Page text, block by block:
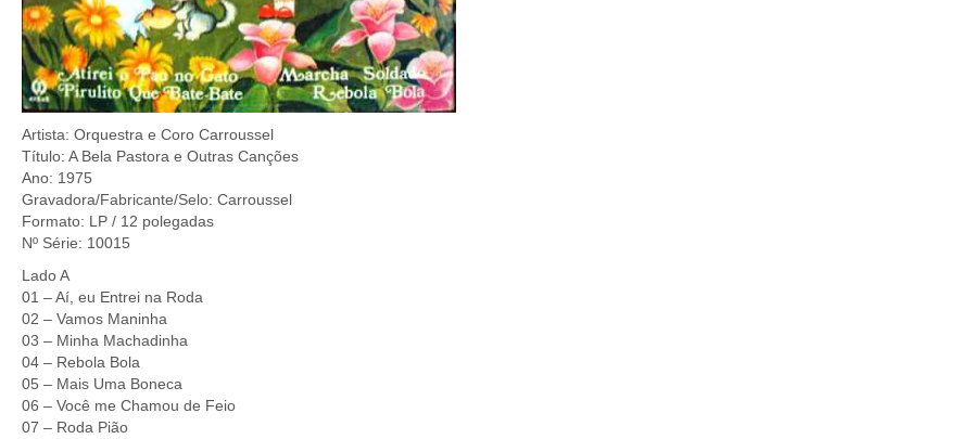
Artista: Orquestra e Coro Carroussel
Título: A Bela Pastora e Outras Canções
Ano: 1975
Gravadora/Fabricante/Selo: Carroussel
Formato: LP / 12 polegadas
Nº Série: 10015
Lado A
01 – Aí, eu Entrei na Roda
02 – Vamos Maninha
03 – Minha Machadinha
04 – Rebola Bola
05 – Mais Uma Boneca
06 – Você me Chamou de Feio
07 – Roda Pião